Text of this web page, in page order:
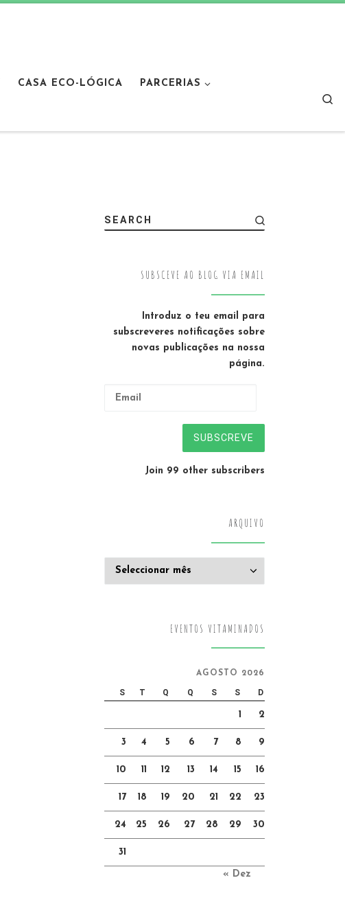
CASA ECO-LÓGICA PARCERIAS
SEARCH
SUBSCEVE AO BLOG VIA EMAIL
Introduz o teu email para
subscreveres notificações sobre
novas publicações na nossa
página.
SUBSCREVE
Join 99 other subscribers
ARQUIVO
EVENTOS VITAMINADOS
AGOSTO 2026
S T Q Q S S D
1 2
3 4 5 6 7 8 9
10 11 12 13 14 15 16
17 18 19 20 21 22 23
24 25 26 27 28 29 30
31
« Dez